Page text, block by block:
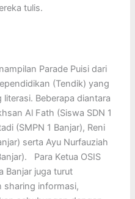
tulis.
Parade Puisi dari
(Tendik) yang
Beberapa diantara
Al Fath (Siswa SDN 1
(SMPN 1 Banjar), Reni
serta Ayu Nurfauziah
Para Ketua OSIS
Banjar juga turut
sharing informasi,